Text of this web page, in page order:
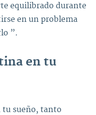
equilibrado durante
en un problema
”.
en tu
tu sueño, tanto